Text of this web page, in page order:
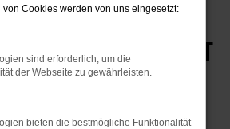
– PERFEKT
GEEIGNET
und Bremen passen
von Cookies werden von uns eingesetzt:
sind erforderlich, um die
der Webseite zu gewährleisten.
bieten die bestmögliche Funktionalität